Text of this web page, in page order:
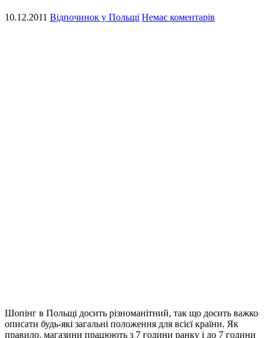
10.12.2011 Відпочинок у Польщі Немає коментарів
Шопінг в Польщі досить різноманітний, так що досить важко
описати будь-які загальні положення для всієї країни. Як
правило, магазини працюють з 7 години ранку і до 7 години